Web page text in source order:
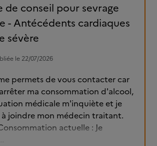
de conseil pour sevrage
- Antécédents cardiaques
sévère
le 22/07/2026
permets de vous contacter car
ma consommation d'alcool,
médicale m'inquiète et je
à joindre mon médecin traitant.
actuelle : Je